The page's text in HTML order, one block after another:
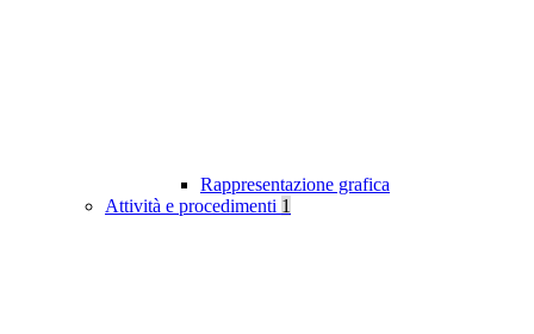
Rappresentazione grafica
Attività e procedimenti 1